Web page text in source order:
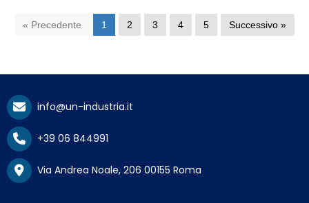
« Precedente 1 2 3 4 5 Successivo »
info@un-industria.it
+39 06 844991
Via Andrea Noale, 206 00155 Roma